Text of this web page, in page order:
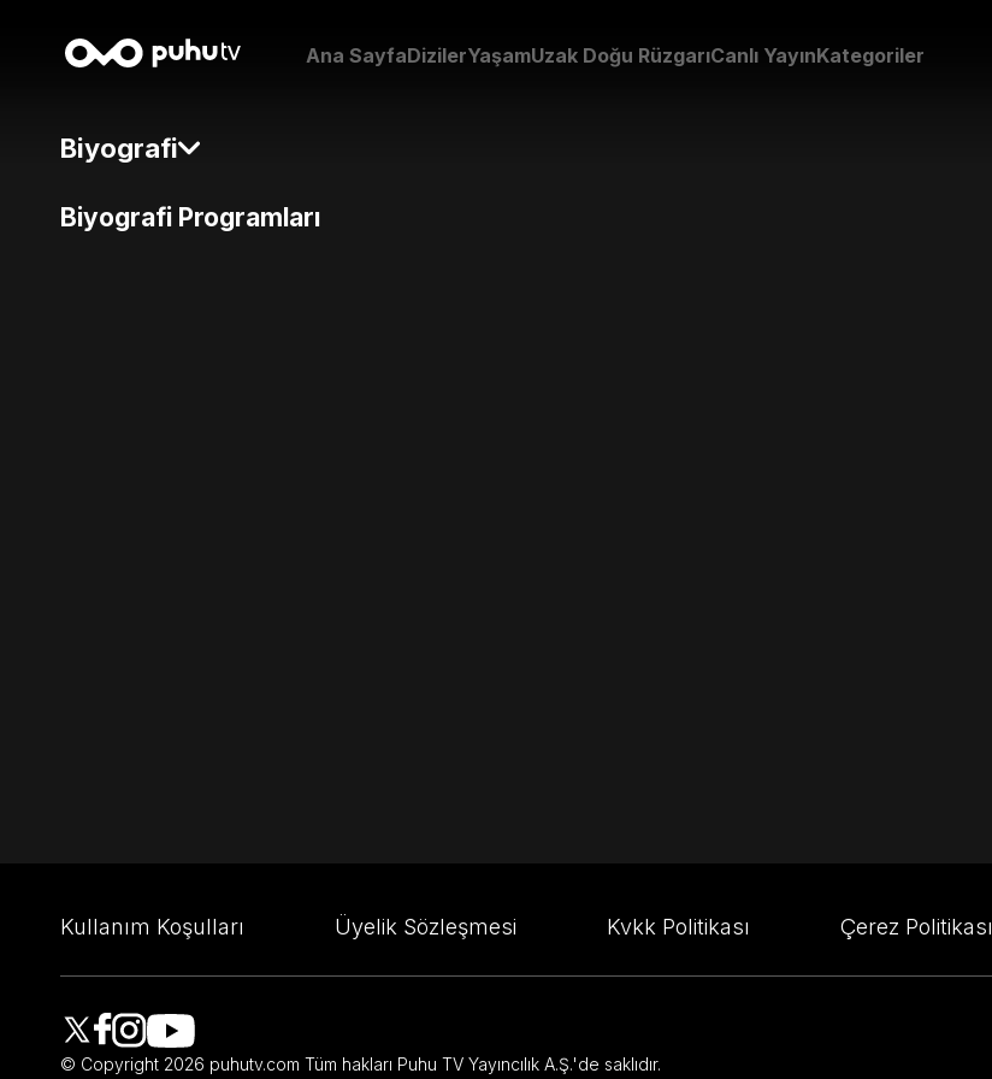
Ana SayfaDizilerYaşamUzak Doğu RüzgarıCanlı YayınKategoriler
Biyografi
Biyografi Programları
Kullanım Koşulları Üyelik Sözleşmesi Kvkk Politikası Çerez Politikası
© Copyright 2026 puhutv.com Tüm hakları Puhu TV Yayıncılık A.Ş.'de saklıdır.